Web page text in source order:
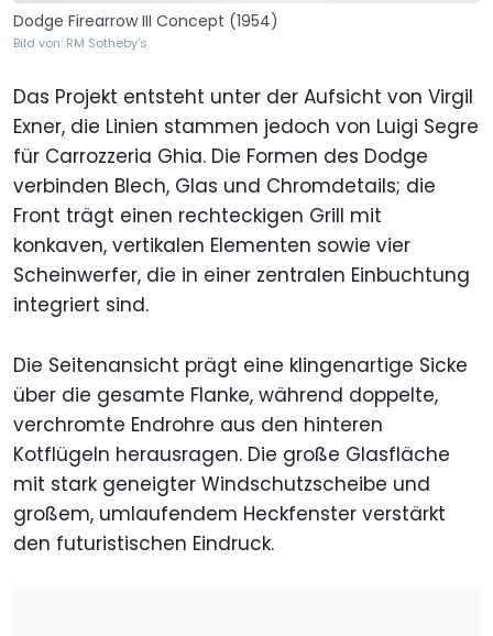
Dodge Firearrow III Concept (1954)
Bild von: RM Sotheby's
Das Projekt entsteht unter der Aufsicht von Virgil
Exner, die Linien stammen jedoch von Luigi Segre
für Carrozzeria Ghia. Die Formen des Dodge
verbinden Blech, Glas und Chromdetails; die
Front trägt einen rechteckigen Grill mit
konkaven, vertikalen Elementen sowie vier
Scheinwerfer, die in einer zentralen Einbuchtung
integriert sind.
Die Seitenansicht prägt eine klingenartige Sicke
über die gesamte Flanke, während doppelte,
verchromte Endrohre aus den hinteren
Kotflügeln herausragen. Die große Glasfläche
mit stark geneigter Windschutzscheibe und
großem, umlaufendem Heckfenster verstärkt
den futuristischen Eindruck.